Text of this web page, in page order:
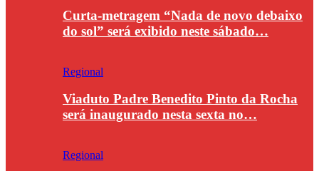
Curta-metragem “Nada de novo debaixo
do sol” será exibido neste sábado…
Regional
Viaduto Padre Benedito Pinto da Rocha
será inaugurado nesta sexta no…
Regional